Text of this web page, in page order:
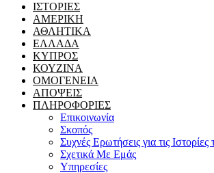
ΙΣΤΟΡΙΕΣ
ΑΜΕΡΙΚΗ
ΑΘΛΗΤΙΚΑ
ΕΛΛΑΔΑ
ΚΥΠΡΟΣ
ΚΟΥΖΙΝΑ
ΟΜΟΓΕΝΕΙΑ
ΑΠΟΨΕΙΣ
ΠΛΗΡΟΦΟΡΙΕΣ
Επικοινωνία
Σκοπός
Συχνές Ερωτήσεις για τις
Σχετικά Με Εμάς
Υπηρεσίες